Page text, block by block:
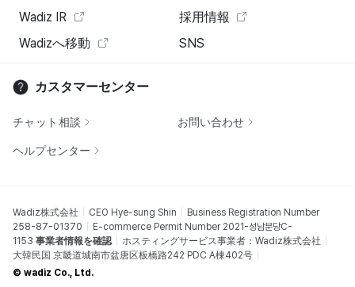
Wadiz IR
採用情報
Wadizへ移動
SNS
カスタマーセンター
チャット相談 お問い合わせ
ヘルプセンター
Wadiz株式会社 CEO Hye-sung Shin
Business Registration Number
258-87-01370
E-commerce Permit Number 2021-성남분당C-
1153 事業者情報を確認
ホスティングサービス事業者：Wadiz株式会社
大韓民国 京畿道城南市盆唐区板橋路242 PDC A棟402号
© wadiz Co., Ltd.